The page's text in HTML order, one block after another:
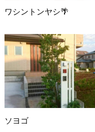
ワシントンヤシ🌴
ソヨゴ